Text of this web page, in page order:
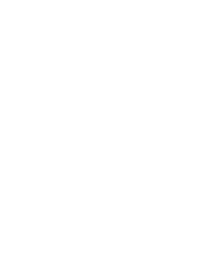
Thilliez était si
une fois qu’on
plonger dans l’œuvre